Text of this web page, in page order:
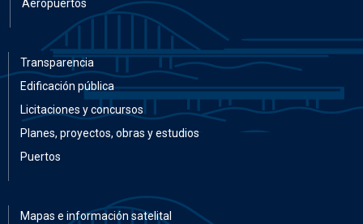
Aeropuertos
Transparencia
Edificación pública
Licitaciones y concursos
Planes, proyectos, obras y estudios
Puertos
Mapas e información satelital